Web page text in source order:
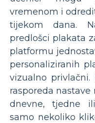
vremenom i
tijekom dana.
predlošci plakata
platformu
personaliziranih
vizualno
rasporeda
dnevne, tjedne
samo nekoliko